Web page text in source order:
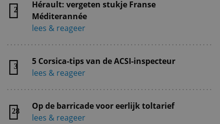
2
Hérault: vergeten stukje Franse
Méditerannée
lees & reageer
3
5 Corsica-tips van de ACSI-inspecteur
lees & reageer
28
Op de barricade voor eerlijk toltarief
lees & reageer